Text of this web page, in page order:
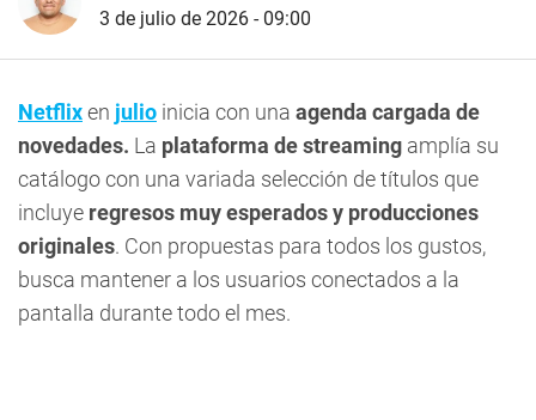
3 de julio de 2026 - 09:00
Netflixen julio inicia con una agenda cargada de
novedades. La plataforma de streaming amplía su
catálogo con una variada selección de títulos que
incluye regresos muy esperados y producciones
originales. Con propuestas para todos los gustos,
busca mantener a los usuarios conectados a la
pantalla durante todo el mes.